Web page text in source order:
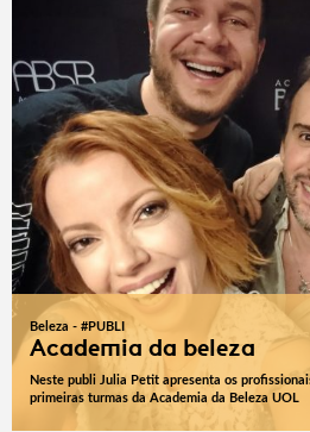
Beleza - #PUBLI
Academia da beleza
Neste publi Julia Petit apresenta os
primeiras turmas da Academia da Beleza UOL